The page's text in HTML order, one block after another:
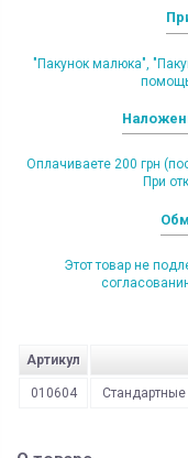
"Пакунок малюка",
Оплачиваете 200 грн
При
Этот товар не
Артикул
010604